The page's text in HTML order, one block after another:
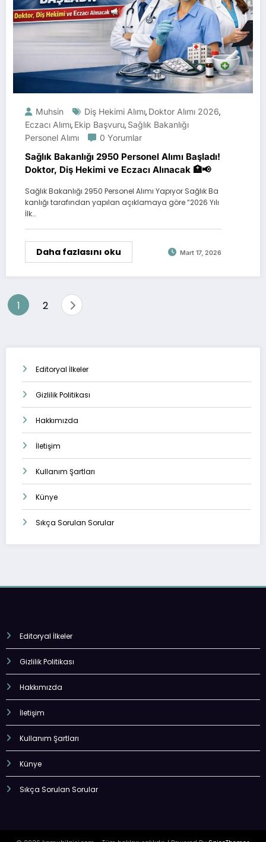
Muhsin Diş Hekimi Alımı, Doktor Alımı 2026,
Eczacı Alımı, Ekip Başvuru, Sağlık Bakanlığı
Personel Alımı
0 Yorumlar
Sağlık Bakanlığı 2950 Personel Alımı Başladı!
Doktor, Diş Hekimi ve Eczacı Alınacak 🏥📢
Sağlık Bakanlığı 2950 Personel Alımı Yapıyor Sağlık Ba
kanlığı tarafından yapılan açıklamaya göre “2026 Yılı
İlk…
Daha fazlasını oku Mart 17, 2026
Yazı
1 2
Editoryal İlkeler
Gizlilik Politikası
Hakkımızda
İletişim
Kullanım Şartları
Künye
Sıkça Sorulan Sorular
Editoryal İlkeler
Gizlilik Politikası
Hakkımızda
İletişim
Kullanım Şartları
Künye
Sıkça Sorulan Sorular